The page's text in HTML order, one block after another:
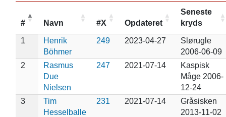
# Navn #X Opdateret
Seneste
kryds
1
Henrik
Böhmer
249 2023-04-27
Slørugle
2006-06-09
2
Rasmus
Due
Nielsen
247 2021-07-14
Kaspisk
Måge 2006-
12-24
3
Tim
Hesselballe
231 2021-07-14
Gråsisken
2013-11-02